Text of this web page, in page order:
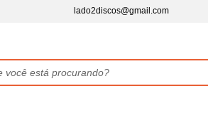
lado2discos@gmail.com